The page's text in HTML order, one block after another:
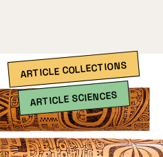
ARTICLE COLLECTIONS
ARTICLE SCIENCES